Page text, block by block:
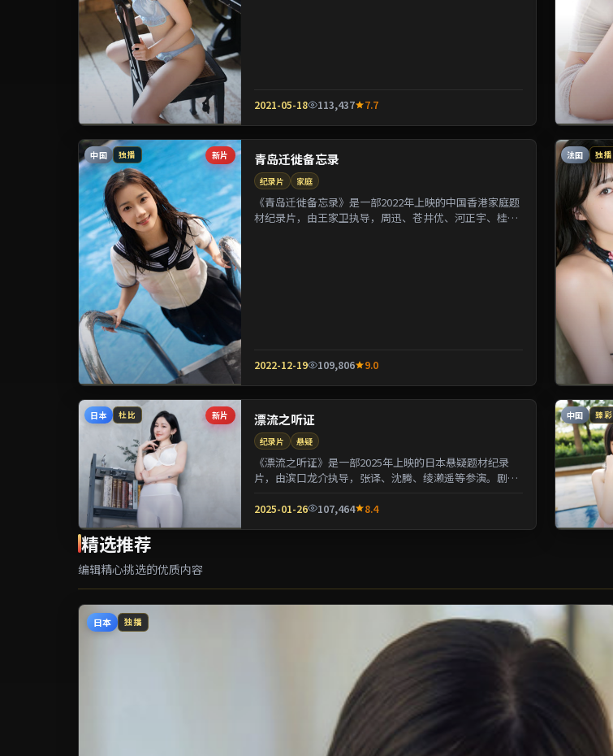
2021-05-18 113,437 7.7
新片
中国 独播 青岛迁徙备忘录
纪录片 家庭
《青岛迁徙备忘录》是一部2022年上映的中国香港家庭题
材纪录片，由王家卫执导，周迅、苍井优、河正宇、桂纶
2022-12-19 109,806 9.0
法国 独播
新片
日本 杜比 漂流之听证
纪录片 悬疑
《漂流之听证》是一部2025年上映的日本悬疑题材纪录
片，由滨口龙介执导，张译、沈腾、绫濑遥等参演。剧情
2025-01-26 107,464 8.4
中国 臻彩
精选推荐
编辑精心挑选的优质内容
日本 独播